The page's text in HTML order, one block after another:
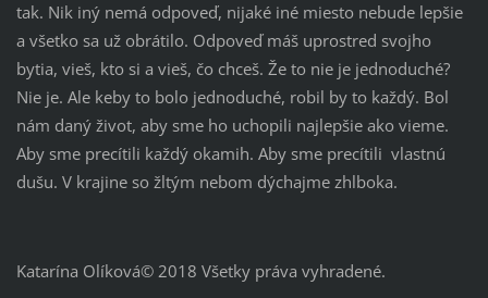
tak. Nik iný nemá odpoveď, nijaké iné miesto nebude lepšie
a všetko sa už obrátilo. Odpoveď máš uprostred svojho
bytia, vieš, kto si a vieš, čo chceš. Že to nie je jednoduché?
Nie je. Ale keby to bolo jednoduché, robil by to každý. Bol
nám daný život, aby sme ho uchopili najlepšie ako vieme.
Aby sme precítili každý okamih. Aby sme precítili vlastnú
dušu. V krajine so žltým nebom dýchajme zhlboka.
Katarína Olíková© 2018 Všetky práva vyhradené.